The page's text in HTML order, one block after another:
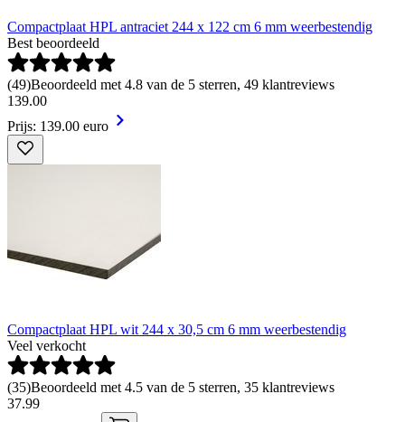
Compactplaat HPL antraciet 244 x 122 cm 6 mm weerbestendig
Best beoordeeld
(49)Beoordeeld met 4.8 van de 5 sterren, 49 klantreviews
139.00
Prijs: 139.00 euro
Compactplaat HPL wit 244 x 30,5 cm 6 mm weerbestendig
Veel verkocht
(35)Beoordeeld met 4.5 van de 5 sterren, 35 klantreviews
37.99